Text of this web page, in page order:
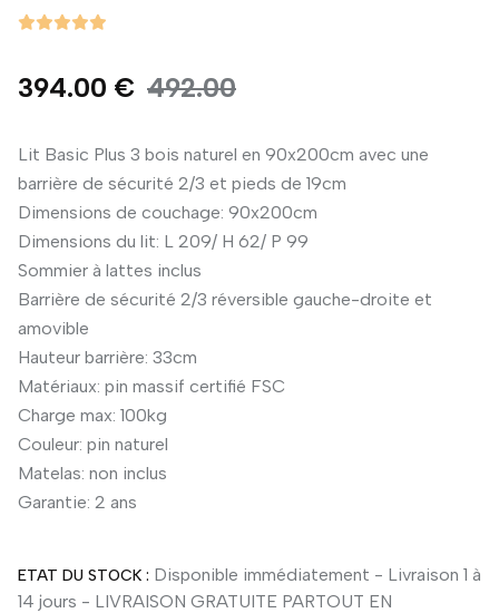
394.00 € 492.00
Lit Basic Plus 3 bois naturel en 90x200cm avec une
barrière de sécurité 2/3 et pieds de 19cm
Dimensions de couchage: 90x200cm
Dimensions du lit: L 209/ H 62/ P 99
Sommier à lattes inclus
Barrière de sécurité 2/3 réversible gauche-droite et
amovible
Hauteur barrière: 33cm
Matériaux: pin massif certifié FSC
Charge max: 100kg
Couleur: pin naturel
Matelas: non inclus
Garantie: 2 ans
ETAT DU STOCK : Disponible immédiatement - Livraison 1 à
14 jours - LIVRAISON GRATUITE PARTOUT EN